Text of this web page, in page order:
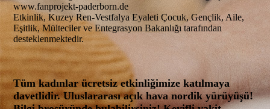
www.fanprojekt-paderborn.de
Etkinlik, Kuzey Ren-Vestfalya Eyaleti Çocuk, Gençlik, Aile,
Eşitlik, Mülteciler ve Entegrasyon Bakanlığı tarafından
desteklenmektedir.
Tüm kadınlar ücretsiz etkinliğimize katılmaya
davetlidir. Uluslararası açık hava nordik yürüyüşü!